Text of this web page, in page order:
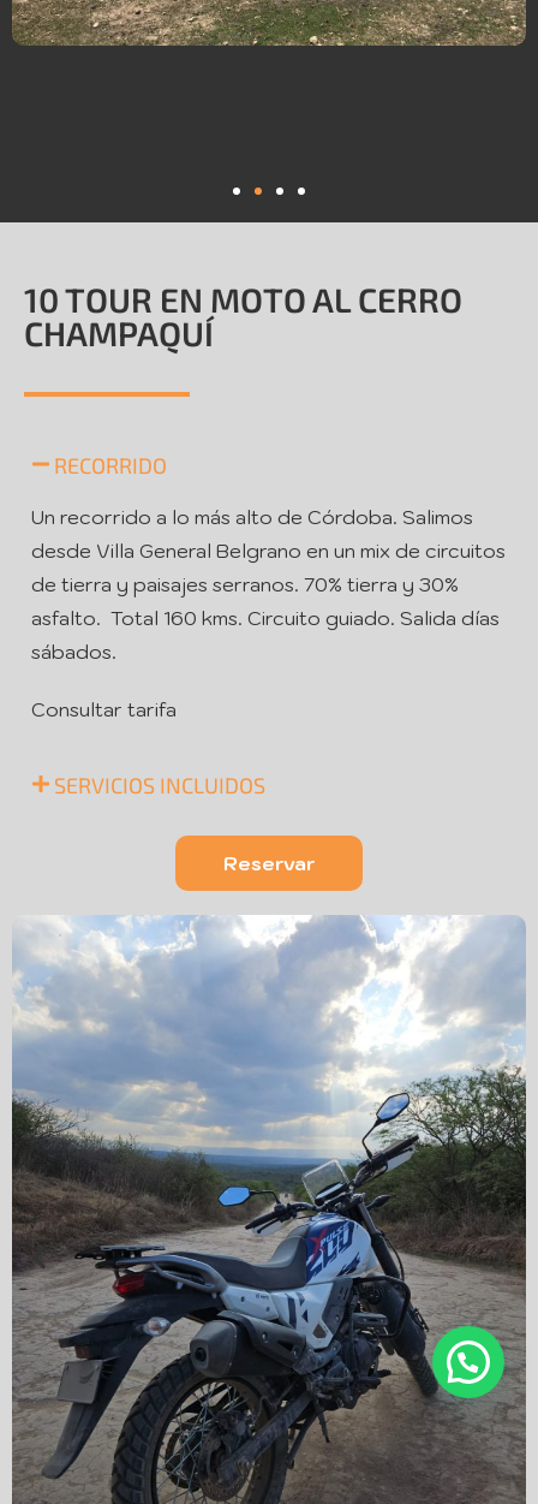
10 TOUR EN MOTO AL CERRO
CHAMPAQUÍ
RECORRIDO
Un recorrido a lo más alto de Córdoba. Salimos
desde Villa General Belgrano en un mix de circuitos
de tierra y paisajes serranos. 70% tierra y 30%
asfalto. Total 160 kms. Circuito guiado. Salida días
sábados.
Consultar tarifa
SERVICIOS INCLUIDOS
Reservar